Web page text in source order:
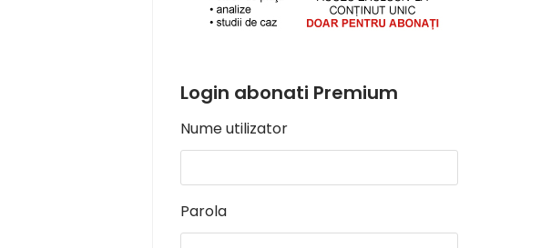
Login abonati Premium
Nume utilizator
Parola